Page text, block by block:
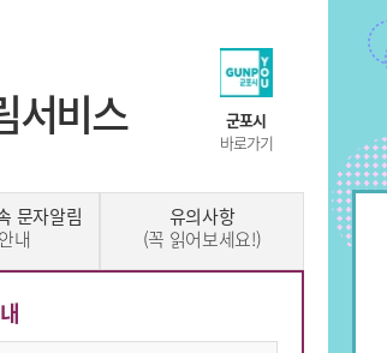
서비스
군포시
바로가기
문자알림
내
유의사항
(꼭 읽어보세요!)